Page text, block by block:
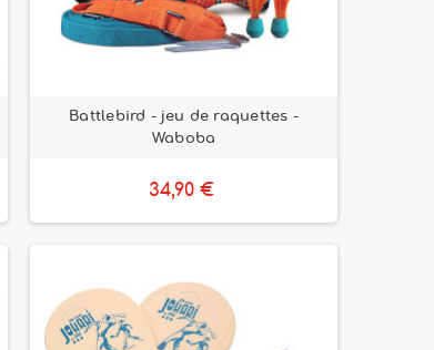
Battlebird - jeu de raquettes -
Waboba
34,90 €